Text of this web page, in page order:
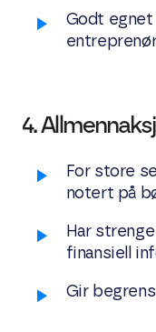
Godt egnet
4.
For store
notert på
Har
finansiell
Gir